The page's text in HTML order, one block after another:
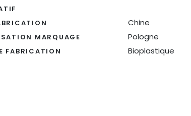
Chine
MARQUAGE Pologne
FABRICATION Bioplastique